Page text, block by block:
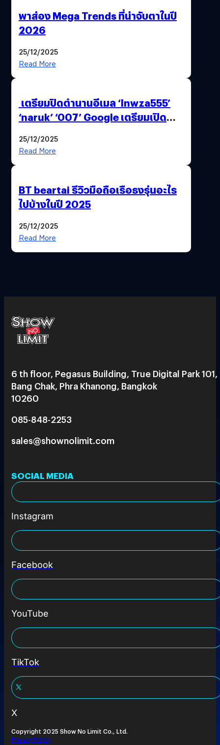
พาส่อง Mega Trends ที่น่าจับตาในปี
2026
25/12/2025
Read More
เตรียมปิดตำนานอีเมล ‘lnwza555’
‘naruk’ ‘007’ Google เตรียมเปิด
25/12/2025
Read More
BT beartai รีวิวมือถือเรือธงรุ่นอะไร
ไปบ้างในปี 2025
25/12/2025
Read More
6 th floor, Pegasus Building, True Digital Park 101,
Bang Chak, Phra Khanong, Bangkok
10260
085-848-2253
sales@shownolimit.com
SOCIAL MEDIA
Instagram
Facebook
YouTube
TikTok
X
Copyright 2025 Show No Limit Co., Ltd.
Privacy Policy